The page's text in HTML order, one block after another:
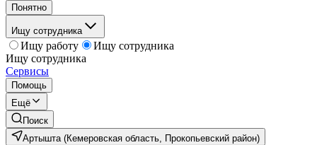
Понятно
Ищу сотрудника
Ищу работу
Ищу сотрудника
Ищу сотрудника
Сервисы
Помощь
Ещё
Поиск
Артышта (Кемеровская область, Прокопьевский район)